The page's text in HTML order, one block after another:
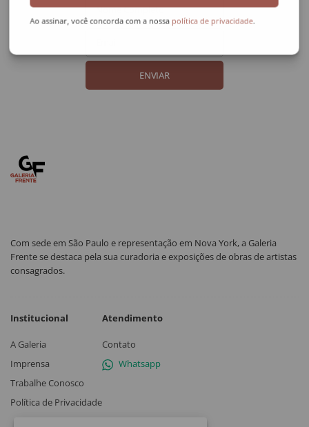
Ao assinar, você concorda com a nossa política de privacidade.
Nome Completo
ENVIAR
Com sede em São Paulo e representação em Nova York, a Galeria
Frente se destaca pela sua curadoria e exposições de obras de artistas
consagrados.
Institucional
A Galeria
Imprensa
Trabalhe Conosco
Política de Privacidade
Atendimento
Contato
Whatsapp